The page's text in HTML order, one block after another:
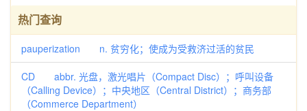
热门查询
pauperization n. 贫穷化；使成为受救济过活的贫民
CD abbr. 光盘，激光唱片（Compact Disc）；呼叫设备
（Calling Device）；中央地区（Central District）；商务部
（Commerce Department）